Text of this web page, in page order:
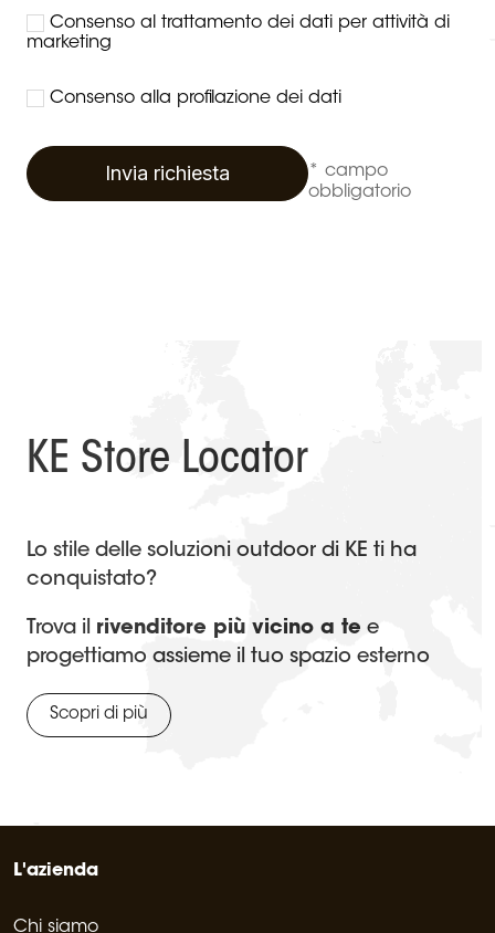
Consenso al trattamento dei dati per attività di
marketing
Consenso alla profilazione dei dati
Invia richiesta
* campo
obbligatorio
KE Store Locator
Lo stile delle soluzioni outdoor di KE ti ha
conquistato?
Trova il rivenditore più vicino a te e
progettiamo assieme il tuo spazio esterno
Scopri di più
L'azienda
Chi siamo